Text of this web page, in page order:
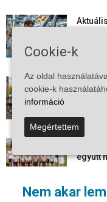
Nem akar
2026-08-07
2026-08-06
együtt
Cookie-k
Az oldal
cookie-k
információ
Megértettem